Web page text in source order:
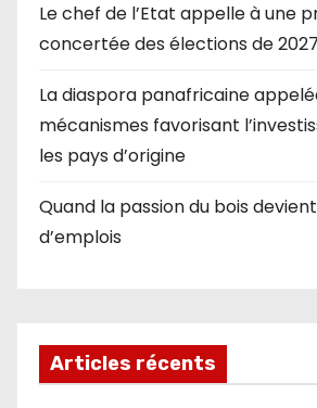
Le chef de l’Etat appelle à une
concertée des élections de 2027
La diaspora panafricaine
mécanismes favorisant
les pays d’origine
Quand la passion du bois
d’emplois
Articles récents